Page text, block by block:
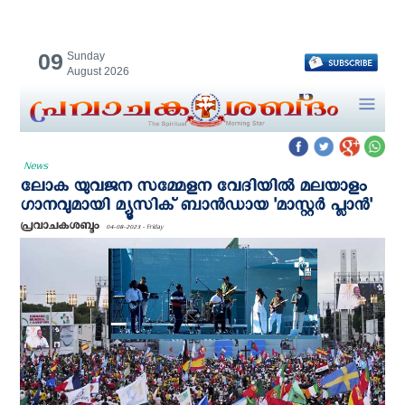
09 Sunday
August 2026
News
ലോക യുവജന സമ്മേളന വേദിയിൽ മലയാളം
ഗാനവുമായി മ്യൂസിക് ബാൻഡായ 'മാസ്റ്റർ പ്ലാൻ'
പ്രവാചകശബ്ദം 04-08-2023 - Friday